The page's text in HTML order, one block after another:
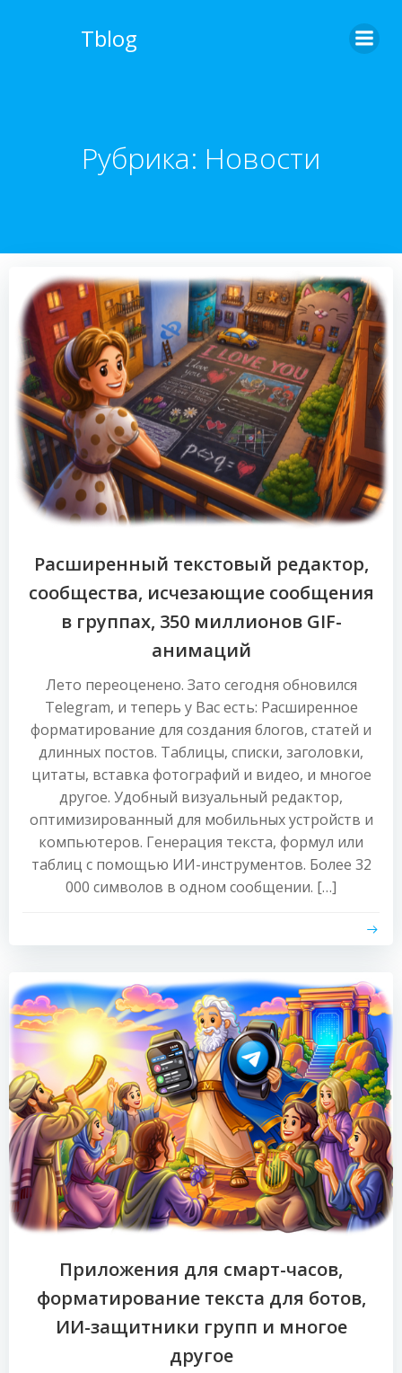
Tblog
Рубрика: Новости
Расширенный текстовый редактор,
сообщества, исчезающие сообщения
в группах, 350 миллионов GIF-
анимаций
Лето переоценено. Зато сегодня обновился
Telegram, и теперь у Вас есть: Расширенное
форматирование для создания блогов, статей и
длинных постов. Таблицы, списки, заголовки,
цитаты, вставка фотографий и видео, и многое
другое. Удобный визуальный редактор,
оптимизированный для мобильных устройств и
компьютеров. Генерация текста, формул или
таблиц с помощью ИИ-инструментов. Более 32
000 символов в одном сообщении. […]
Приложения для смарт-часов,
форматирование текста для ботов,
ИИ-защитники групп и многое
другое